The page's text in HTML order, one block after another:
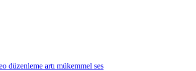
düzenleme artı mükemmel ses